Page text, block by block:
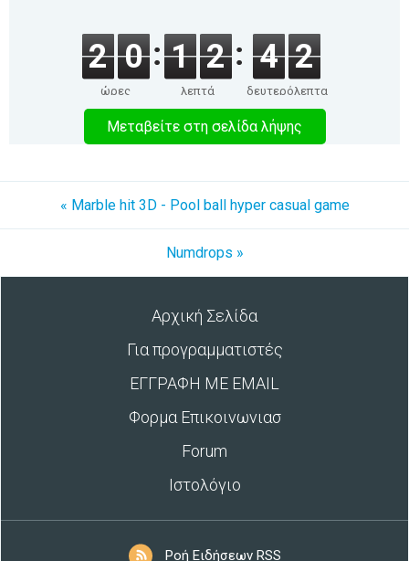
2 0
ώρες
1 2
λεπτά
4 2
δευτερόλεπτα
Μεταβείτε στη σελίδα λήψης
« Marble hit 3D - Pool ball hyper casual game
Numdrops »
Αρχική Σελίδα
Για προγραμματιστές
ΕΓΓΡΑΦΗ ΜΕ EMAIL
Φορμα Επικοινωνιασ
Forum
Ιστολόγιο
Ροή Ειδήσεων RSS